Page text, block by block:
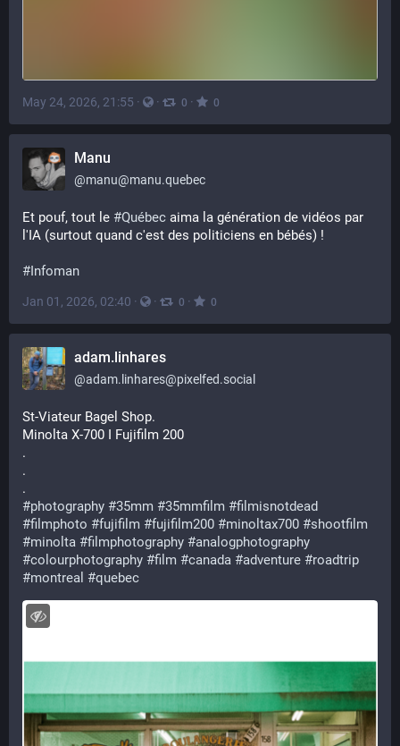
May 24, 2026, 21:55 · · 0 · 0
Manu
@manu@manu.quebec
Et pouf, tout le #Québec aima la génération de vidéos par
l'IA (surtout quand c'est des politiciens en bébés) !
#Infoman
Jan 01, 2026, 02:40 · · 0 · 0
adam.linhares
@adam.linhares@pixelfed.social
St-Viateur Bagel Shop.
Minolta X-700 I Fujifilm 200
.
.
.
#photography #35mm #35mmfilm #filmisnotdead
#filmphoto #fujifilm #fujifilm200 #minoltax700 #shootfilm
#minolta #filmphotography #analogphotography
#colourphotography #film #canada #adventure #roadtrip
#montreal #quebec